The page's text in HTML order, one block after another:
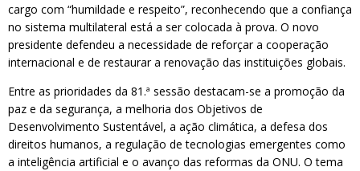
cargo com “humildade e respeito”, reconhecendo que a confiança
no sistema multilateral está a ser colocada à prova. O novo
presidente defendeu a necessidade de reforçar a cooperação
internacional e de restaurar a renovação das instituições globais.
Entre as prioridades da 81.ª sessão destacam-se a promoção da
paz e da segurança, a melhoria dos Objetivos de
Desenvolvimento Sustentável, a ação climática, a defesa dos
direitos humanos, a regulação de tecnologias emergentes como
a inteligência artificial e o avanço das reformas da ONU. O tema